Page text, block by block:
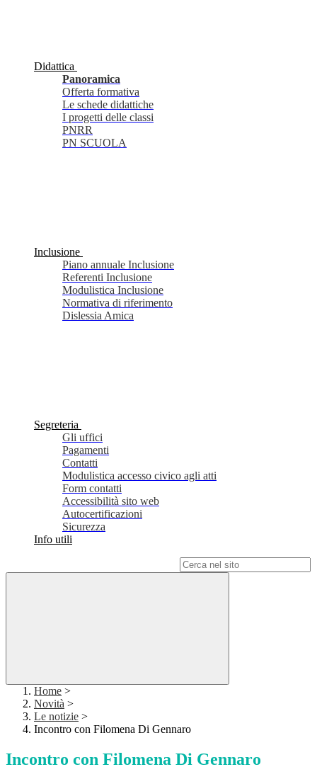
Didattica
Panoramica
Offerta formativa
Le schede didattiche
I progetti delle classi
PNRR
PN SCUOLA
Inclusione
Piano annuale Inclusione
Referenti Inclusione
Modulistica Inclusione
Normativa di riferimento
Dislessia Amica
Segreteria
Gli uffici
Pagamenti
Contatti
Modulistica accesso civico agli atti
Form contatti
Accessibilità sito web
Autocertificazioni
Sicurezza
Info utili
Home >
Novità >
Le notizie >
Incontro con Filomena Di Gennaro
Incontro con Filomena Di Gennaro